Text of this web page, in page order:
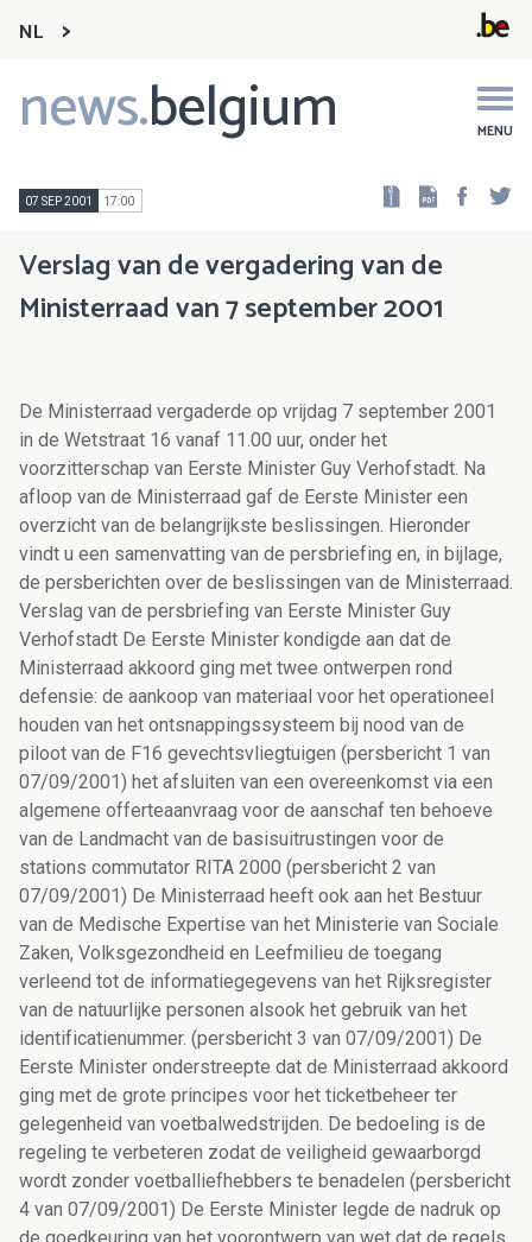
NL
news.belgium MENU
Main
navigation
07 SEP 2001 17:00
Verslag van de vergadering van de
Ministerraad van 7 september 2001
De Ministerraad vergaderde op vrijdag 7 september 2001
in de Wetstraat 16 vanaf 11.00 uur, onder het
voorzitterschap van Eerste Minister Guy Verhofstadt. Na
afloop van de Ministerraad gaf de Eerste Minister een
overzicht van de belangrijkste beslissingen. Hieronder
vindt u een samenvatting van de persbriefing en, in bijlage,
de persberichten over de beslissingen van de Ministerraad.
Verslag van de persbriefing van Eerste Minister Guy
Verhofstadt De Eerste Minister kondigde aan dat de
Ministerraad akkoord ging met twee ontwerpen rond
defensie: de aankoop van materiaal voor het operationeel
houden van het ontsnappingssysteem bij nood van de
piloot van de F16 gevechtsvliegtuigen (persbericht 1 van
07/09/2001) het afsluiten van een overeenkomst via een
algemene offerteaanvraag voor de aanschaf ten behoeve
van de Landmacht van de basisuitrustingen voor de
stations commutator RITA 2000 (persbericht 2 van
07/09/2001) De Ministerraad heeft ook aan het Bestuur
van de Medische Expertise van het Ministerie van Sociale
Zaken, Volksgezondheid en Leefmilieu de toegang
verleend tot de informatiegegevens van het Rijksregister
van de natuurlijke personen alsook het gebruik van het
identificatienummer. (persbericht 3 van 07/09/2001) De
Eerste Minister onderstreepte dat de Ministerraad akkoord
ging met de grote principes voor het ticketbeheer ter
gelegenheid van voetbalwedstrijden. De bedoeling is de
regeling te verbeteren zodat de veiligheid gewaarborgd
wordt zonder voetballiefhebbers te benadelen (persbericht
4 van 07/09/2001) De Eerste Minister legde de nadruk op